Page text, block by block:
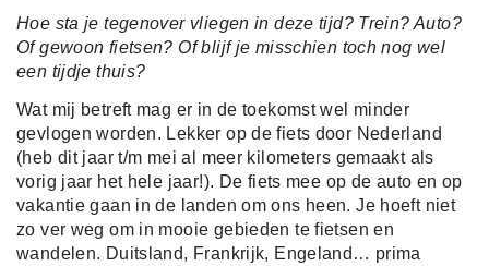
Hoe sta je tegenover vliegen in deze tijd? Trein? Auto?
Of gewoon fietsen? Of blijf je misschien toch nog wel
een tijdje thuis?
Wat mij betreft mag er in de toekomst wel minder
gevlogen worden. Lekker op de fiets door Nederland
(heb dit jaar t/m mei al meer kilometers gemaakt als
vorig jaar het hele jaar!). De fiets mee op de auto en op
vakantie gaan in de landen om ons heen. Je hoeft niet
zo ver weg om in mooie gebieden te fietsen en
wandelen. Duitsland, Frankrijk, Engeland… prima